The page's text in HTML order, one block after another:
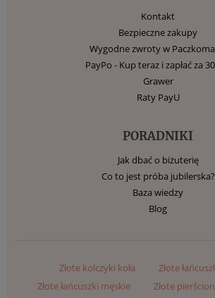
Kontakt
Bezpieczne zakupy
Wygodne zwroty w
PayPo - Kup teraz i zapłać za
Grawer
Raty PayU
PORADNIKI
Jak dbać o biżuterię
Co to jest próba jubilerska?
Baza wiedzy
Blog
Złote kolczyki koła
Złote
Złote łańcuszki męskie
Złote